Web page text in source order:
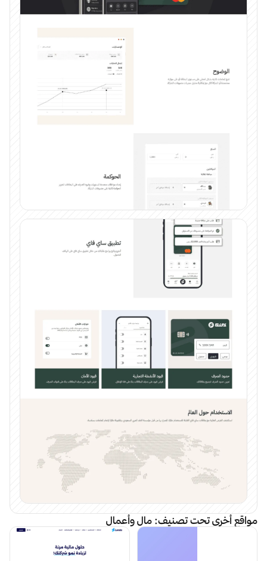
مواقع أخرى تحت تصنيف: مال وأعمال